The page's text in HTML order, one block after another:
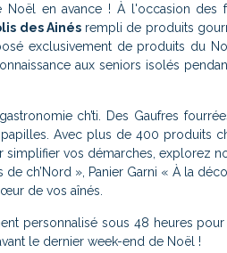
Noël en avance ! À l'occasion des
des Ainésrempli de produits
exclusivement de produits du
aux seniors isolés
ch’ti. Des Gaufres
Avec plus de 400 produits
simplifier vos démarches, explorez
ch’Nord », Panier Garni « À la
de vos aînés.
personnalisé sous 48 heures
le dernier week-end de Noël !